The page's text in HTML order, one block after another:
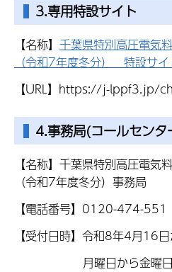
3.専用特設サイト
【名称】 千葉県特別高圧電気
（令和7年度冬分） 特設サイ
【URL】https://j-lppf3.jp/
4.事務局(コールセンタ
【名称】千葉県特別高圧電気
（令和7年度冬分）事務局
【電話番号】0120-474-551
【受付日時】令和8年4月16
月曜日から金曜